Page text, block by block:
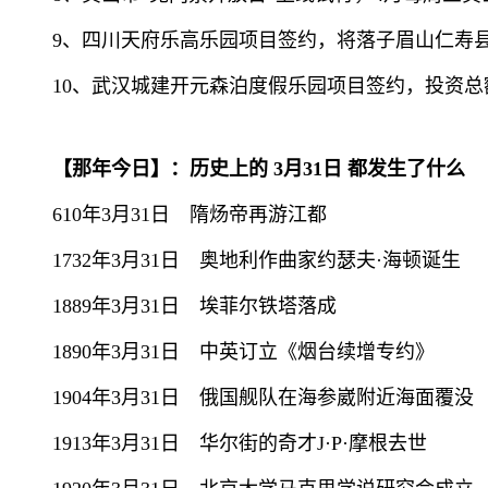
9、四川天府乐高乐园项目签约，将落子眉山仁寿
10、武汉城建开元森泊度假乐园项目签约，投资
【那年今日】：历史上的 3月31日 都发生了什么
610年3月31日 隋炀帝再游江都
1732年3月31日 奥地利作曲家约瑟夫·海顿诞生
1889年3月31日 埃菲尔铁塔落成
1890年3月31日 中英订立《烟台续增专约》
1904年3月31日 俄国舰队在海参崴附近海面覆没
1913年3月31日 华尔街的奇才J·P·摩根去世